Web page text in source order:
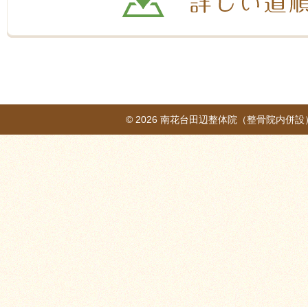
© 2026 南花台田辺整体院（整骨院内併設